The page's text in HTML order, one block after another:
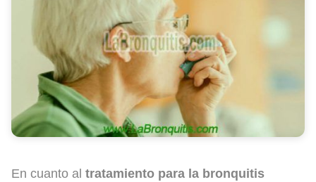
En cuanto al tratamiento para la bronquitis